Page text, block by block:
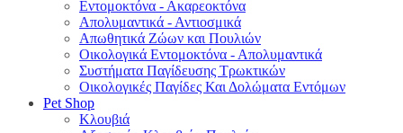
Εντομοκτόνα - Ακαρεοκτόνα
Απολυμαντικά - Αντιοσμικά
Απωθητικά Ζώων και Πουλιών
Οικολογικά Εντομοκτόνα - Απολυμαντικά
Συστήματα Παγίδευσης Τρωκτικών
Οικολογικές Παγίδες Και Δολώματα Εντόμων
Pet Shop
Κλουβιά